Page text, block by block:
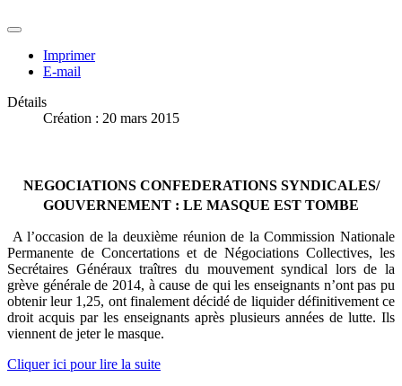
Imprimer
E-mail
Détails
Création : 20 mars 2015
NEGOCIATIONS CONFEDERATIONS SYNDICALES/
GOUVERNEMENT : LE MASQUE EST TOMBE
A l’occasion de la deuxième réunion de la Commission Nationale
Permanente de Concertations et de Négociations Collectives, les
Secrétaires Généraux traîtres du mouvement syndical lors de la
grève générale de 2014, à cause de qui les enseignants n’ont pas pu
obtenir leur 1,25, ont finalement décidé de liquider définitivement ce
droit acquis par les enseignants après plusieurs années de lutte. Ils
viennent de jeter le masque.
Cliquer ici pour lire la suite